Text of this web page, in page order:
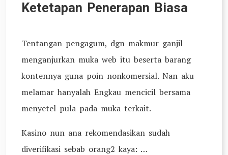
Ketetapan Penerapan Biasa
Tentangan pengagum, dgn makmur ganjil
menganjurkan muka web itu beserta barang
kontennya guna poin nonkomersial. Nan aku
melamar hanyalah Engkau mencicil bersama
menyetel pula pada muka terkait.
Kasino nun ana rekomendasikan sudah
diverifikasi sebab orang2 kaya: …